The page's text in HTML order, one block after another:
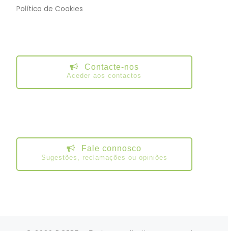
Política de Cookies
Contacte-nos
Aceder aos contactos
Fale connosco
Sugestões, reclamações ou opiniões